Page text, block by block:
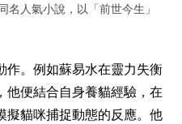
人氣小說，以「前世今生」
作。例如蘇易水在靈力失衡
他便結合自身養貓經驗，在
擬貓咪捕捉動態的反應。他